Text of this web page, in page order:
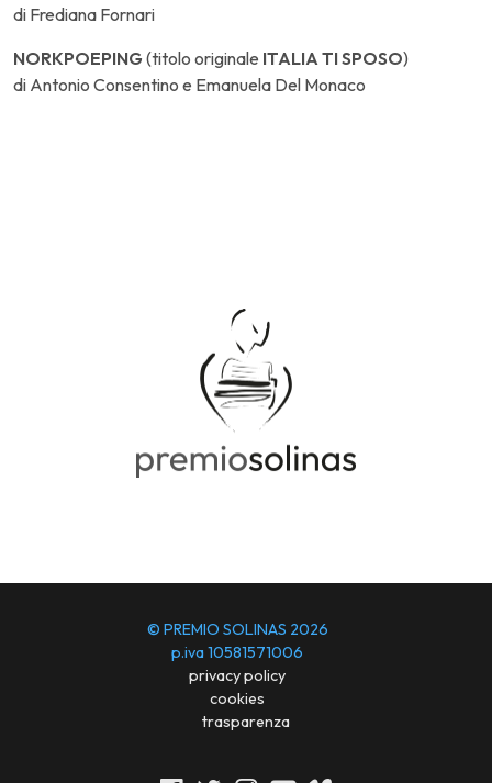
di Frediana Fornari
NORKPOEPING (titolo originale ITALIA TI SPOSO)
di Antonio Consentino e Emanuela Del Monaco
© PREMIO SOLINAS 2026
p.iva 10581571006
privacy policy
cookies
trasparenza